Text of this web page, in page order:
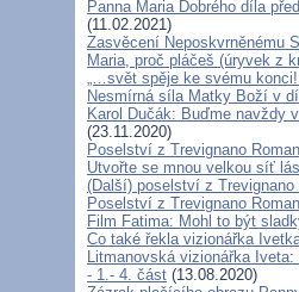
Panna Maria Dobrého díla
(11.02.2021)
Zasvěcení Neposkvrněnému
Maria, proč pláčeš (úryvek z
„…svět spěje ke svému
Nesmírná síla Matky Boží v
Karol Dučák: Buďme navždy
(23.11.2020)
Poselství z Trevignano
Utvořte se mnou velkou síť
(Další) poselství z
Poselství z Trevignano
Film Fatima: Mohl to být
Co také řekla vizionářka
Litmanovská vizionářka
- 1.- 4. část (13.08.2020)